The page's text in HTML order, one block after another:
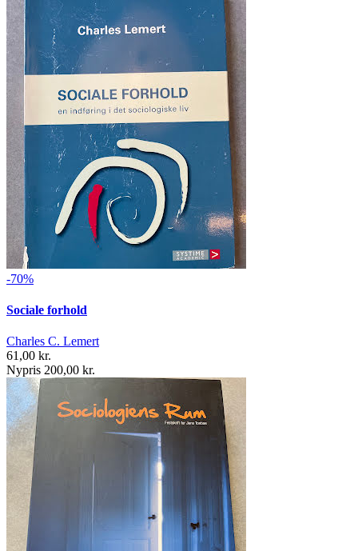
-70%
Sociale forhold
Charles C. Lemert
61,00 kr.
Nypris 200,00 kr.